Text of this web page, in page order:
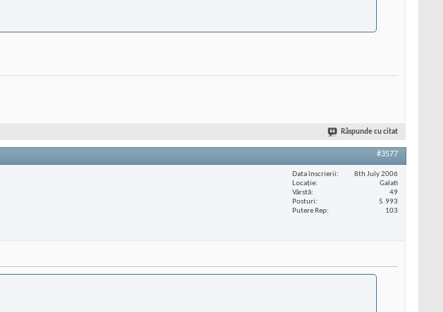
Răspunde cu citat
#3577
Data înscrierii
8th July 2006
Locaţie
Galati
Vârstă
49
Posturi
5.993
Putere Rep
103